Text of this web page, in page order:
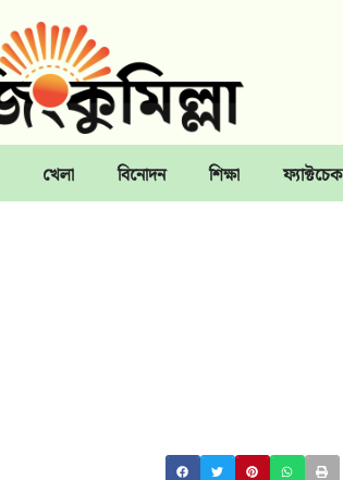
খেলা বিনোদন শিক্ষা ফ্যাক্টচেক